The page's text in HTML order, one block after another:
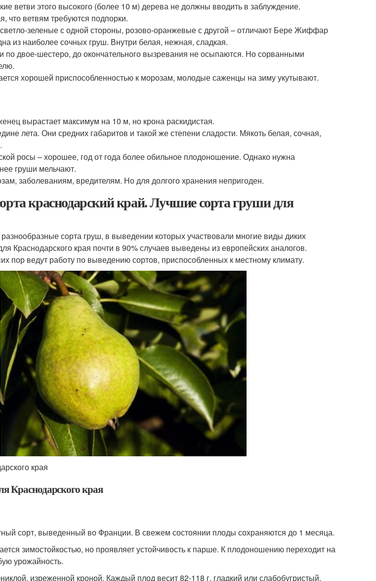
ветви этого высокого (более 10 м) дерева не должны вводить в заблуждение.
что ветвям требуются подпорки.
светло-зеленые с одной стороны, розово-оранжевые с другой – отличают Бере Жиффар
из наиболее сочных груш. Внутри белая, нежная, сладкая.
по двое-шестеро, до окончательного вызревания не осыпаются. Но сорванными
хорошей приспособленностью к морозам, молодые саженцы на зиму укутывают.
вырастает максимум на 10 м, но крона раскидистая.
лета. Они средних габаритов и такой же степени сладости. Мякоть белая, сочная,
росы – хорошее, год от года более обильное плодоношение. Однако нужна
груши мельчают.
заболеваниям, вредителям. Но для долгого хранения непригоден.
краснодарский край. Лучшие сорта груши для
сорта груш, в выведении которых участвовали многие виды диких
Краснодарского края почти в 90% случаев выведены из европейских аналогов.
пор ведут работу по выведению сортов, приспособленных к местному климату.
края
Краснодарского края
сорт, выведенный во Франции. В свежем состоянии плоды сохраняются до 1 месяца.
зимостойкостью, но проявляет устойчивость к парше. К плодоношению переходит на
урожайность.
изреженной кроной. Каждый плод весит 82-118 г, гладкий или слабобугристый,